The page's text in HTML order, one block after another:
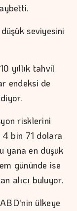
seviyesini
yıllık tahvil
endeksi de
risklerini
4 bin 71 dolara
yana en düşük
gününde ise
alıcı buluyor.
ülkeye